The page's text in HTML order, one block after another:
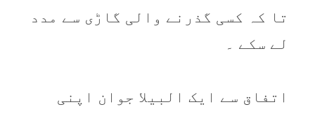
تا کہ کسی گذرنے والی گاڑی سے مدد
لے سکے ۔
اتفاق سے ایک البیلا جوان اپنی